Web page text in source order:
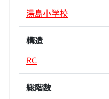
湯島小学校
構造
RC
総階数